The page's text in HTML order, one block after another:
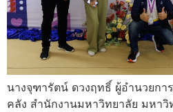
นางจุฑารัตน์ ดวงฤทธิ์ ผู้อำนวยกา
คลัง สำนักงานมหาวิทยาลัย มหาวิ